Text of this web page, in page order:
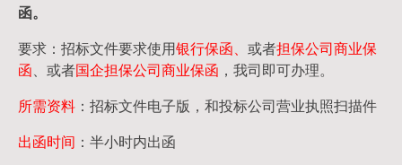
函。
要求：招标文件要求使用银行保函、 或者担保公司商业保
函 、或者国企担保公司商业保函 ，我司即可办理。
所需资料 ：招标文件电子版，和投标公司营业执照扫描件
出函时间 ：半小时内出函